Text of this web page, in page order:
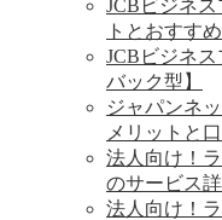
JCBビジネ
トとおすす
JCBビジネ
バック型】
ジャパンネ
メリットと
法人向け！
のサービス
法人向け！